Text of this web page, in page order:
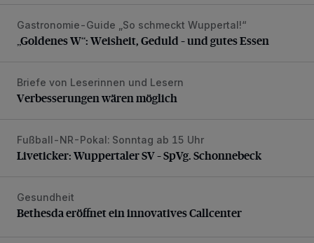
„Goldenes W“: Weisheit, Geduld – und gutes Essen
Gastronomie-Guide „So schmeckt Wuppertal!“
„Goldenes W“: Weisheit, Geduld – und gutes Essen
Verbesserungen wären möglich
Briefe von Leserinnen und Lesern
Verbesserungen wären möglich
Liveticker: Wuppertaler SV – SpVg. Schonnebeck
Fußball-NR-Pokal: Sonntag ab 15 Uhr
Liveticker: Wuppertaler SV – SpVg. Schonnebeck
Bethesda eröffnet ein innovatives Callcenter
Gesundheit
Bethesda eröffnet ein innovatives Callcenter